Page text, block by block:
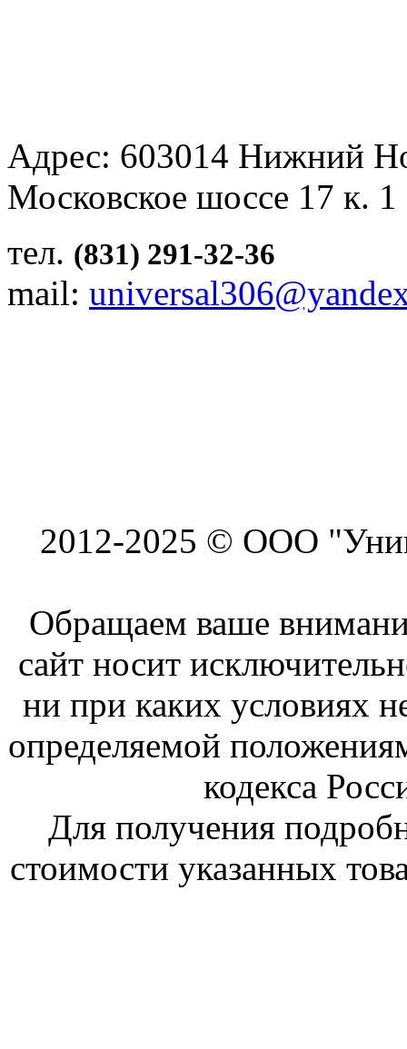
Адрес: 603014 Нижний
Московское шоссе 17 к.
тел. (831) 291-32-36
mail:
2012-2025 © ООО
Обращаем ваше
сайт носит
ни при каких условиях
определяемой
кодекса
Для получения
стоимости указанных